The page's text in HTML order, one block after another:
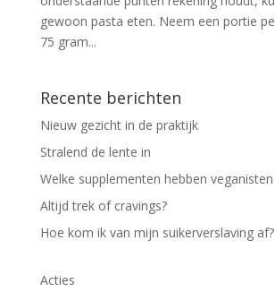
gewoon pasta eten. Neem een portie
75 gram...
Recente berichten
Nieuw gezicht in de praktijk
Stralend de lente in
Welke supplementen hebben
Altijd trek of cravings?
Hoe kom ik van mijn suikerverslaving af?
Acties